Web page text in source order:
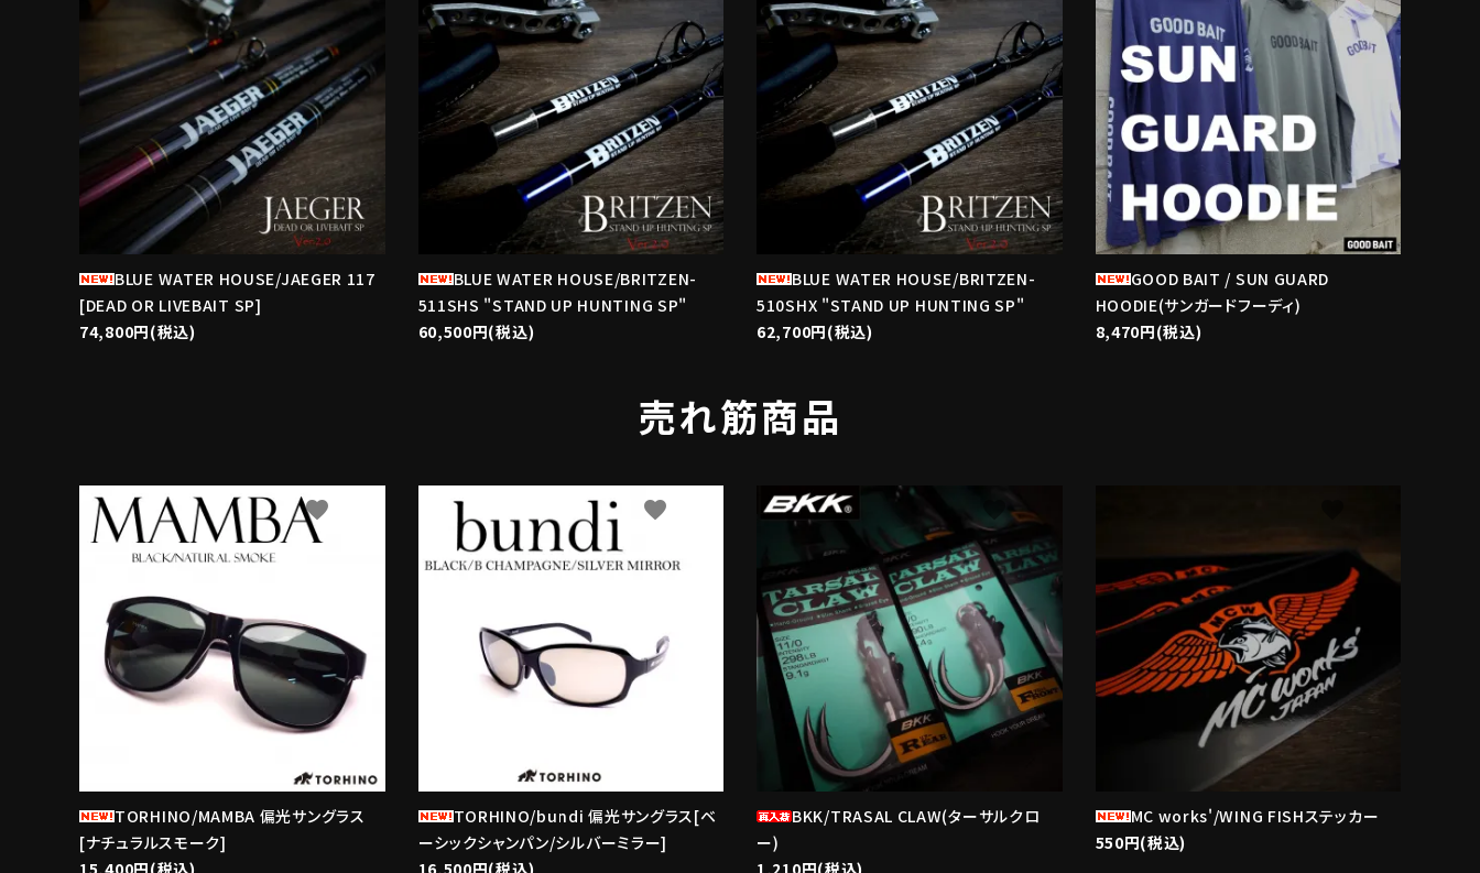
BLUE WATER HOUSE/JAEGER 117
[DEAD OR LIVEBAIT SP]
74,800円(税込)
BLUE WATER HOUSE/BRITZEN-
511SHS "STAND UP HUNTING SP"
60,500円(税込)
BLUE WATER HOUSE/BRITZEN-
510SHX "STAND UP HUNTING SP"
62,700円(税込)
GOOD BAIT / SUN GUARD
HOODIE(サンガードフーディ)
8,470円(税込)
売れ筋商品
TORHINO/MAMBA 偏光サングラス
[ナチュラルスモーク]
15,400円(税込)
favorite
TORHINO/bundi 偏光サングラス[ベ
ーシックシャンパン/シルバーミラー]
16,500円(税込)
favorite
BKK/TRASAL CLAW(ターサルクロ
ー)
1,210円(税込)
favorite
MC works'/WING FISHステッカー
550円(税込)